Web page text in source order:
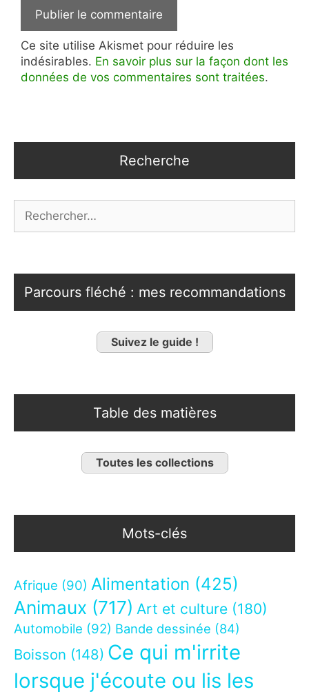
Ce site utilise Akismet pour réduire les
indésirables. En savoir plus sur la façon dont les
données de vos commentaires sont traitées.
Recherche
Parcours fléché : mes recommandations
Suivez le guide !
Table des matières
Toutes les collections
Mots-clés
Afrique (90) Alimentation (425)
Animaux (717) Art et culture (180)
Automobile (92) Bande dessinée (84)
Boisson (148) Ce qui m'irrite
lorsque j'écoute ou lis les